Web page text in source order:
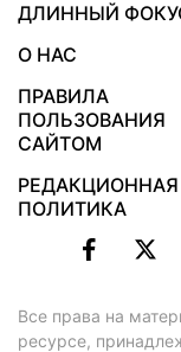
ДЛИННЫЙ
О НАС
ПРАВИЛА
ПОЛЬЗОВАНИЯ
САЙТОМ
РЕДАКЦИОННАЯ
ПОЛИТИКА
Все права на
ресурсе,